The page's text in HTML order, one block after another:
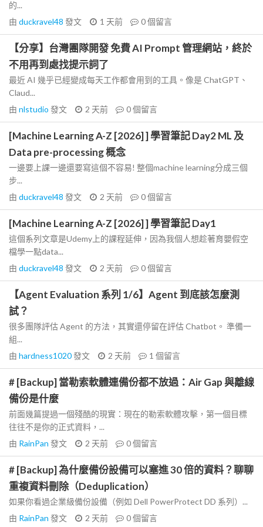
的...
由 duckravel48 發文 1 天前 0個留言
【分享】台灣團隊開發 免費 AI Prompt 管理網站，終於
不用再到處找提示詞了
最近 AI 幾乎已經變成每天工作都會用到的工具。像是 ChatGPT、
Claud...
由 nlstudio 發文 2 天前 0個留言
[Machine Learning A-Z [2026] ] 學習筆記 Day2 ML 及
Data pre-processing 概念
一邊要上課一邊還要寫這個不容易! 整個machine learning分成三個
步...
由 duckravel48 發文 2 天前 0個留言
[Machine Learning A-Z [2026] ] 學習筆記 Day1
這個系列文章是Udemy上的課程延伸，因為我個人想趁著育嬰假空
檔學一點data...
由 duckravel48 發文 2 天前 0個留言
【Agent Evaluation 系列 1/6】Agent 到底該怎麼測
試？
很多團隊評估 Agent 的方法，其實還停留在評估 Chatbot。 準備一
組...
由 hardness1020發文 2 天前 1 個留言
# [Backup] 當勒索軟體連備份都不放過：Air Gap 與離線
備份是什麼
前面幾篇提過一個殘酷的現實：現在的勒索軟體攻擊，第一個目標
往往不是你的正式資料，...
由 RainPan 發文 2 天前 0個留言
# [Backup] 為什麼備份設備可以塞進 30 倍的資料？聊聊
重複資料刪除（Deduplication）
如果你看過企業級備份設備（例如 Dell PowerProtect DD 系列）...
由 RainPan 發文 2 天前 0個留言